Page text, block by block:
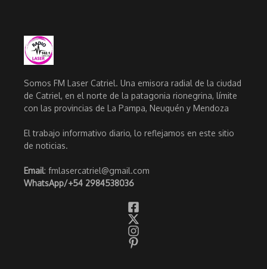
Somos FM Laser Catriel. Una emisora radial de la ciudad
de Catriel, en el norte de la patagonia rionegrina, límite
con las provincias de La Pampa, Neuquén y Mendoza
El trabajo informativo diario, lo reflejamos en este sitio
de noticias.
Email: fmlasercatriel@gmail.com
WhatsApp/+54 2984538036